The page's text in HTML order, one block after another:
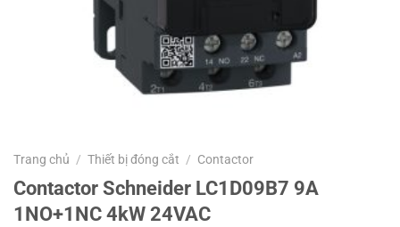
Trang chủ / Thiết bị đóng cắt / Contactor
Contactor Schneider LC1D09B7 9A
1NO+1NC 4kW 24VAC